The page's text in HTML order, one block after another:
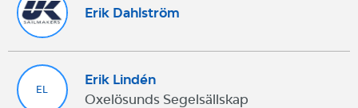
Erik Dahlström
EL
Erik Lindén
Oxelösunds Segelsällskap